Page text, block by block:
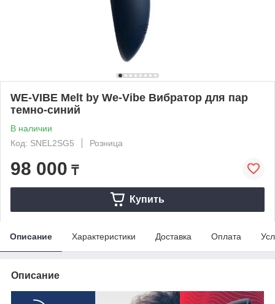
WE-VIBE Melt by We-Vibe Вибратор для пар
темно-синий
В наличии
Код: SNEL2SG5
Розница
98 000 ₸
Купить
Описание Характеристики Доставка Оплата
Описание